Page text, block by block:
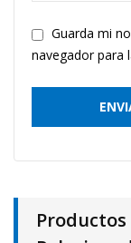
Guarda mi
navegador para
Productos